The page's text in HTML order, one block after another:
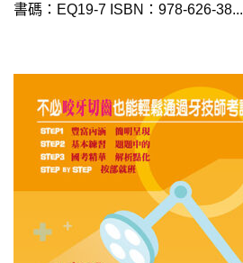
書碼：EQ19-7 ISBN：978-626-38...